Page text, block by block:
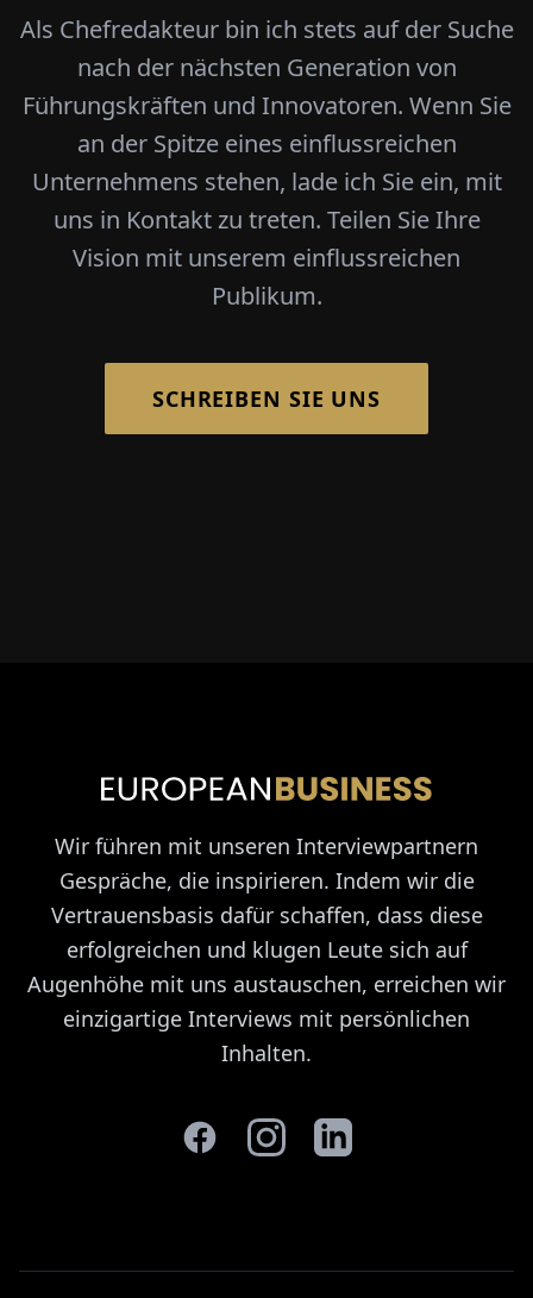
Als Chefredakteur bin ich stets auf der Suche
nach der nächsten Generation von
Führungskräften und Innovatoren. Wenn Sie
an der Spitze eines einflussreichen
Unternehmens stehen, lade ich Sie ein, mit
uns in Kontakt zu treten. Teilen Sie Ihre
Vision mit unserem einflussreichen
Publikum.
SCHREIBEN SIE UNS
Wir führen mit unseren Interviewpartnern
Gespräche, die inspirieren. Indem wir die
Vertrauensbasis dafür schaffen, dass diese
erfolgreichen und klugen Leute sich auf
Augenhöhe mit uns austauschen, erreichen wir
einzigartige Interviews mit persönlichen
Inhalten.